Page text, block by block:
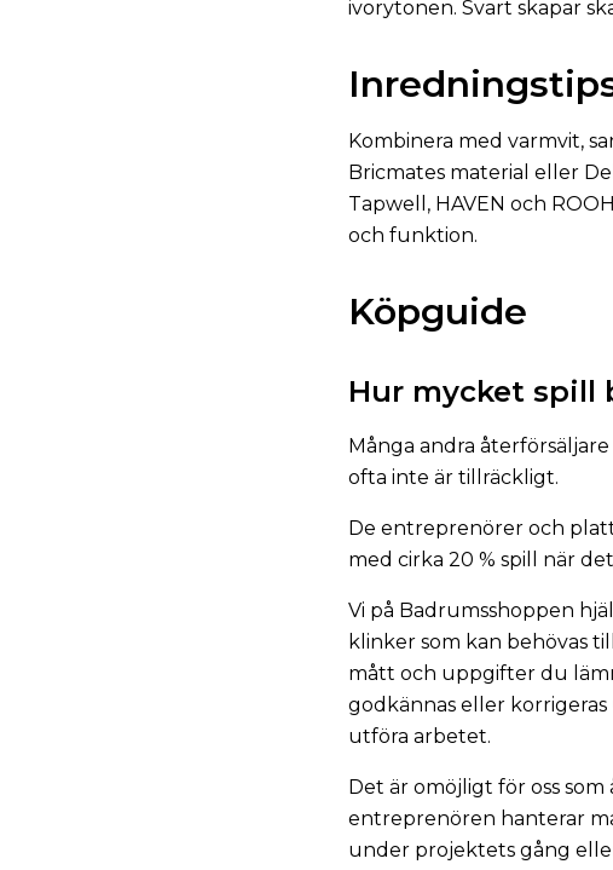
ivorytonen. Svart skapar
Kombinera med varmvit,
Bricmates material eller
Tapwell, HAVEN och
och funktion.
Köpguide
Hur mycket spill
Många andra
ofta inte är tillräckligt.
De entreprenörer och
med cirka 20 % spill när
Vi på Badrumsshoppen
klinker som kan behövas
mått och uppgifter du
godkännas eller
utföra arbetet.
Det är omöjligt för oss
entreprenören hanterar
under projektets gång